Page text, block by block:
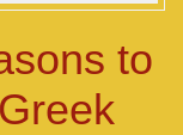
to